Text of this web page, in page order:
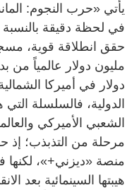
في لحظة دقيقة
الدولية، فالسلسلة
الشعبي الأميركي
مرحلة من التذبذب؛ إذ
منصة «ديزني+»،
هيبتها السينمائية بعد